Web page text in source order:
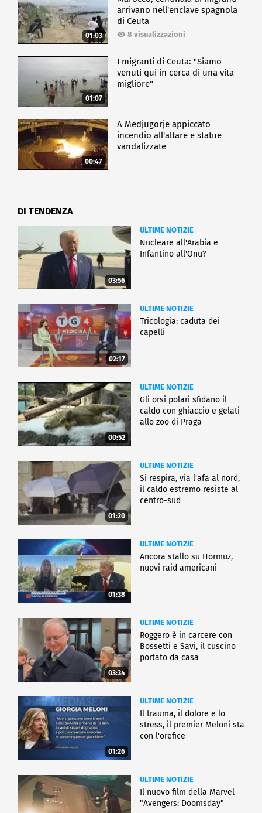
01:03
arrivano nell'enclave spagnola
di Ceuta
8 visualizzazioni
01:07
I migranti di Ceuta: "Siamo
venuti qui in cerca di una vita
migliore"
00:47
A Medjugorje appiccato
incendio all'altare e statue
vandalizzate
DI TENDENZA
03:56
ULTIME NOTIZIE
Nucleare all'Arabia e
Infantino all'Onu?
02:17
ULTIME NOTIZIE
Tricologia: caduta dei
capelli
00:52
ULTIME NOTIZIE
Gli orsi polari sfidano il
caldo con ghiaccio e gelati
allo zoo di Praga
01:20
ULTIME NOTIZIE
Si respira, via l'afa al nord,
il caldo estremo resiste al
centro-sud
01:38
ULTIME NOTIZIE
Ancora stallo su Hormuz,
nuovi raid americani
03:34
ULTIME NOTIZIE
Roggero è in carcere con
Bossetti e Savi, il cuscino
portato da casa
01:26
ULTIME NOTIZIE
Il trauma, il dolore e lo
stress, il premier Meloni sta
con l'orefice
ULTIME NOTIZIE
Il nuovo film della Marvel
"Avengers: Doomsday"